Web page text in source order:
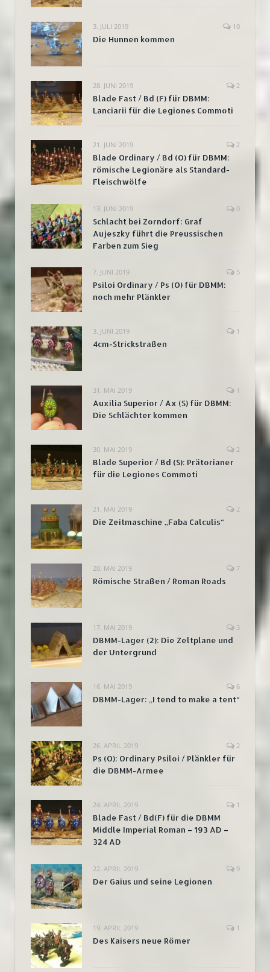
3. JULI 2019 10
Die Hunnen kommen
28. JUNI 2019 2
Blade Fast / Bd (F) für DBMM:
Lanciarii für die Legiones Commoti
21. JUNI 2019 2
Blade Ordinary / Bd (O) für DBMM:
römische Legionäre als Standard-
Fleischwölfe
13. JUNI 2019 0
Schlacht bei Zorndorf: Graf
Aujeszky führt die Preussischen
Farben zum Sieg
7. JUNI 2019 5
Psiloi Ordinary / Ps (O) für DBMM:
noch mehr Plänkler
3. JUNI 2019 1
4cm-Strickstraßen
31. MAI 2019 1
Auxilia Superior / Ax (S) für DBMM:
Die Schlächter kommen
30. MAI 2019 2
Blade Superior / Bd (S): Prätorianer
für die Legiones Commoti
21. MAI 2019 2
Die Zeitmaschine „Faba Calculis“
20. MAI 2019 7
Römische Straßen / Roman Roads
17. MAI 2019 3
DBMM-Lager (2): Die Zeltplane und
der Untergrund
16. MAI 2019 6
DBMM-Lager: „I tend to make a tent“
26. APRIL 2019 2
Ps (O): Ordinary Psiloi / Plänkler für
die DBMM-Armee
24. APRIL 2019 1
Blade Fast / Bd(F) für die DBMM
Middle Imperial Roman – 193 AD –
324 AD
22. APRIL 2019 9
Der Gaius und seine Legionen
19. APRIL 2019 1
Des Kaisers neue Römer